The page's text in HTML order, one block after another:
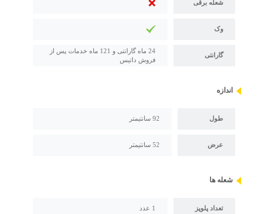
شعله برقی
وک
گارانتی
24 ماه گارانتی و 121 ماه خدمات پس از
فروش داتیس
اندازه
طول 92 سانتیمتر
عرض 52 سانتیمتر
شعله ها
تعداد پلوپز 1 عدد